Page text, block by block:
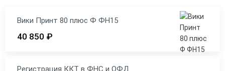
Вики Принт 80 плюс Ф ФН15
40 850 ₽
Регистрация ККТ в ФНС и ОФД